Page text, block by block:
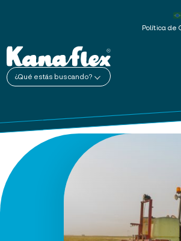
Política de
¿Qué estás buscando?